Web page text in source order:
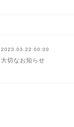
2023.03.22 00:00
大切なお知らせ